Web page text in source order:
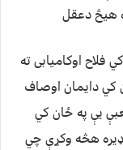
هيڅ دعقل
فلاح اوکاميابی ته
دايمان اوصاف
يې په ځان کي
هڅه وکړې چي